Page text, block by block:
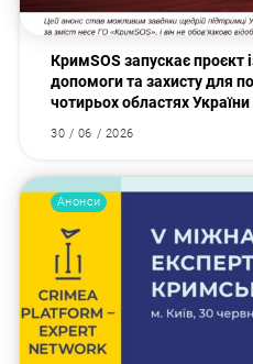
КримSOS запускає проєкт
допомоги та захисту для
чотирьох областях України
30 / 06 / 2026
Анонси